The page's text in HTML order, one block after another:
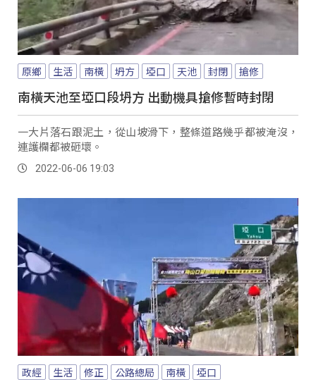
原鄉 生活 南橫 坍方 埡口 天池 封閉 搶修
南橫天池至埡口段坍方 出動機具搶修暫時封閉
一大片落石跟泥土，從山坡滑下，整條道路幾乎都被淹沒，
連護欄都被砸壞。
2022-06-06 19:03
政經 生活 修正 公路總局 南橫 埡口